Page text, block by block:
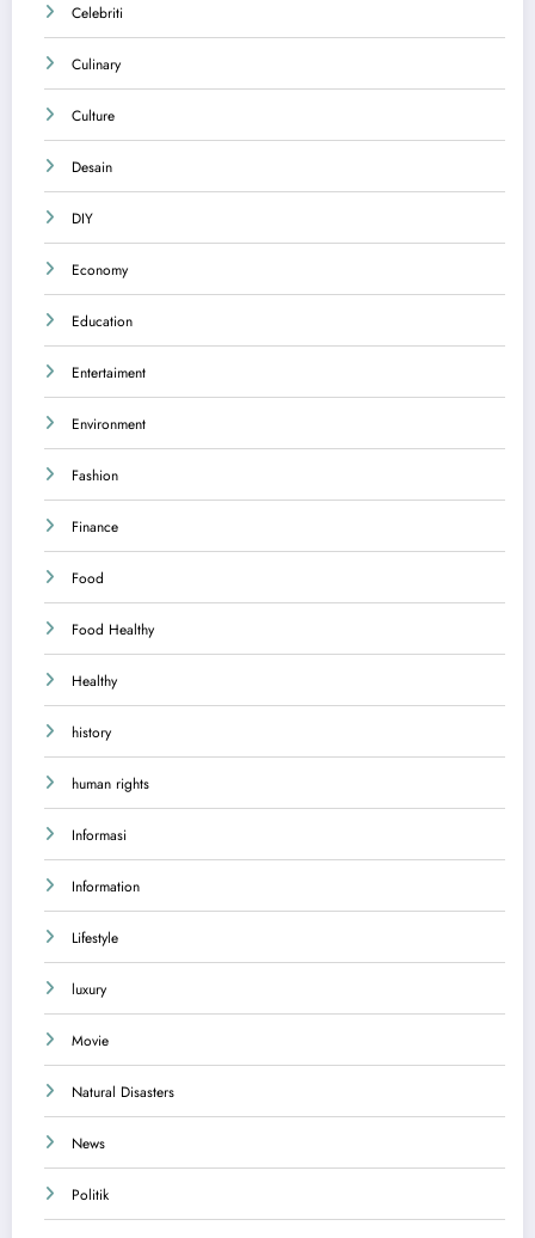
Celebriti
Culinary
Culture
Desain
DIY
Economy
Education
Entertaiment
Environment
Fashion
Finance
Food
Food Healthy
Healthy
history
human rights
Informasi
Information
Lifestyle
luxury
Movie
Natural Disasters
News
Politik